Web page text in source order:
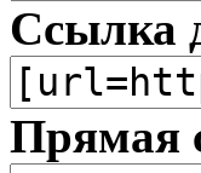
Ссылка
Прямая